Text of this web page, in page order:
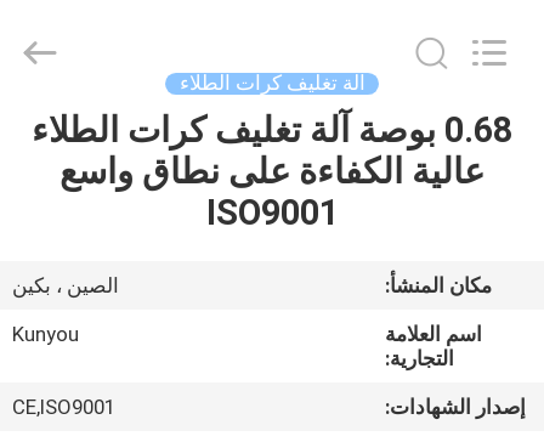
بيت
فيديوهات
معلومات
عنا
Pharmatech
Co.,LTD..
Reserved.
آلة تغليف كرات الطلاء
0.68 بوصة آلة تغليف كرات الطلاء
عالية الكفاءة على نطاق واسع
ISO9001
مكان المنشأ:
الصين ، بكين
اسم العلامة
التجارية:
Kunyou
إصدار الشهادات:
CE,ISO9001